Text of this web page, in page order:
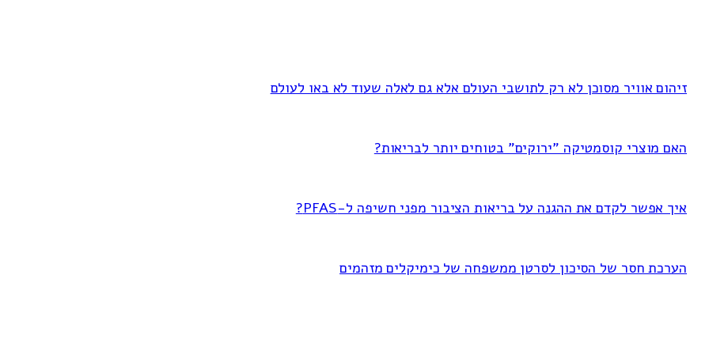
זיהום אוויר מסוכן לא רק לתושבי העולם אלא גם לאלה שעוד לא באו לעולם
האם מוצרי קוסמטיקה "ירוקים" בטוחים יותר לבריאות?
איך אפשר לקדם את ההגנה על בריאות הציבור מפני חשיפה ל-PFAS?
הערכת חסר של הסיכון לסרטן ממשפחה של כימיקלים מזהמים